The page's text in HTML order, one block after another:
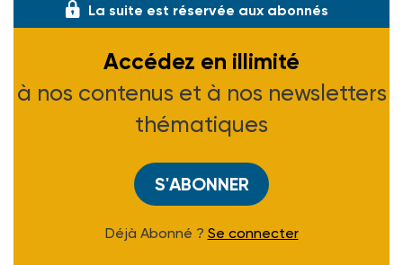
La suite est réservée aux abonnés
Accédez en illimité
à nos contenus et à nos newsletters
thématiques
S'ABONNER
Déjà Abonné ? Se connecter